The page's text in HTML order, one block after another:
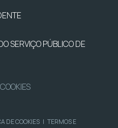
SERVIÇO PÚBLICO DE
DE COOKIES | TERMOS E